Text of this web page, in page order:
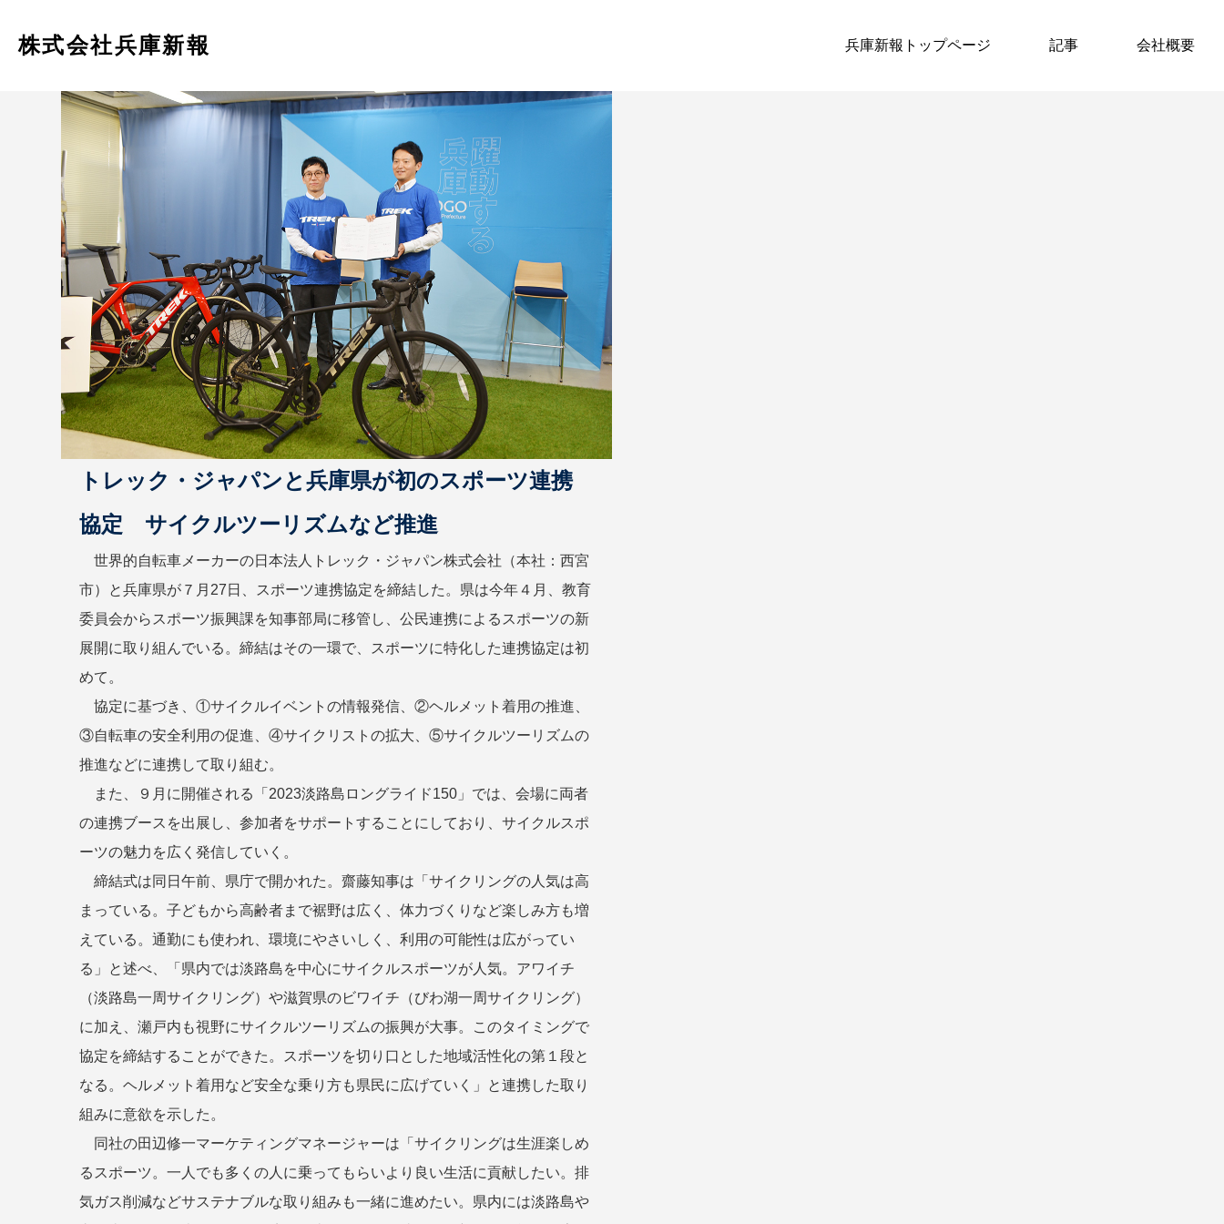
株式会社兵庫新報 兵庫新報トップページ 記事 会社概要
トレック・ジャパンと兵庫県が初のスポーツ連携
協定 サイクルツーリズムなど推進
世界的自転車メーカーの日本法人トレック・ジャパン株式会社（本社：西宮
市）と兵庫県が７月27日、スポーツ連携協定を締結した。県は今年４月、教育
委員会からスポーツ振興課を知事部局に移管し、公民連携によるスポーツの新
展開に取り組んでいる。締結はその一環で、スポーツに特化した連携協定は初
めて。
協定に基づき、①サイクルイベントの情報発信、②ヘルメット着用の推進、
③自転車の安全利用の促進、④サイクリストの拡大、⑤サイクルツーリズムの
推進などに連携して取り組む。
また、９月に開催される「2023淡路島ロングライド150」では、会場に両者
の連携ブースを出展し、参加者をサポートすることにしており、サイクルスポ
ーツの魅力を広く発信していく。
締結式は同日午前、県庁で開かれた。齋藤知事は「サイクリングの人気は高
まっている。子どもから高齢者まで裾野は広く、体力づくりなど楽しみ方も増
えている。通勤にも使われ、環境にやさいしく、利用の可能性は広がってい
る」と述べ、「県内では淡路島を中心にサイクルスポーツが人気。アワイチ
（淡路島一周サイクリング）や滋賀県のビワイチ（びわ湖一周サイクリング）
に加え、瀬戸内も視野にサイクルツーリズムの振興が大事。このタイミングで
協定を締結することができた。スポーツを切り口とした地域活性化の第１段と
なる。ヘルメット着用など安全な乗り方も県民に広げていく」と連携した取り
組みに意欲を示した。
同社の田辺修一マーケティングマネージャーは「サイクリングは生涯楽しめ
るスポーツ。一人でも多くの人に乗ってもらいより良い生活に貢献したい。排
気ガス削減などサステナブルな取り組みも一緒に進めたい。県内には淡路島や